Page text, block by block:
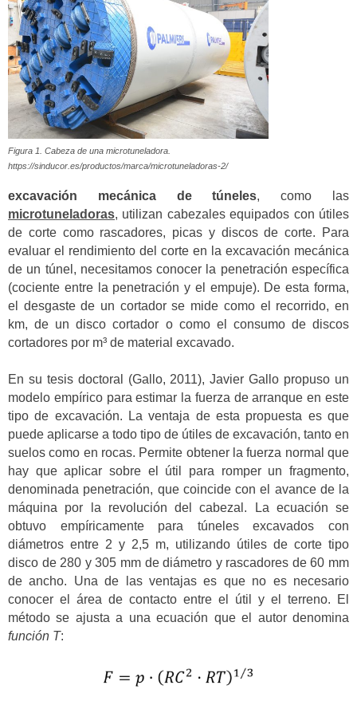
Figura 1. Cabeza de una microtuneladora.
https://sinducor.es/productos/marca/microtuneladoras-2/
excavación mecánica de túneles, como las
microtuneladoras, utilizan cabezales equipados con útiles
de corte como rascadores, picas y discos de corte. Para
evaluar el rendimiento del corte en la excavación mecánica
de un túnel, necesitamos conocer la penetración específica
(cociente entre la penetración y el empuje). De esta forma,
el desgaste de un cortador se mide como el recorrido, en
km, de un disco cortador o como el consumo de discos
cortadores por m³ de material excavado.
En su tesis doctoral (Gallo, 2011), Javier Gallo propuso un
modelo empírico para estimar la fuerza de arranque en este
tipo de excavación. La ventaja de esta propuesta es que
puede aplicarse a todo tipo de útiles de excavación, tanto en
suelos como en rocas. Permite obtener la fuerza normal que
hay que aplicar sobre el útil para romper un fragmento,
denominada penetración, que coincide con el avance de la
máquina por la revolución del cabezal. La ecuación se
obtuvo empíricamente para túneles excavados con
diámetros entre 2 y 2,5 m, utilizando útiles de corte tipo
disco de 280 y 305 mm de diámetro y rascadores de 60 mm
de ancho. Una de las ventajas es que no es necesario
conocer el área de contacto entre el útil y el terreno. El
método se ajusta a una ecuación que el autor denomina
función T: